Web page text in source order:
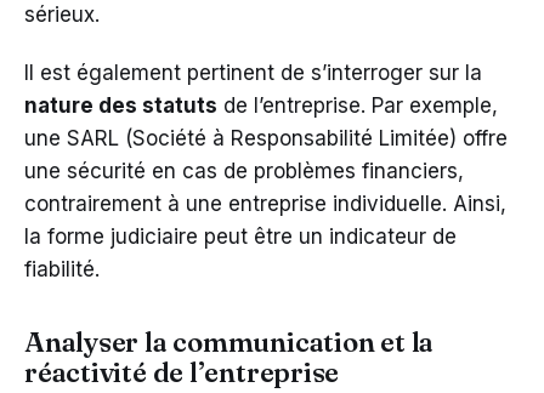
sérieux.
Il est également pertinent de s’interroger sur la
nature des statuts de l’entreprise. Par exemple,
une SARL (Société à Responsabilité Limitée) offre
une sécurité en cas de problèmes financiers,
contrairement à une entreprise individuelle. Ainsi,
la forme judiciaire peut être un indicateur de
fiabilité.
Analyser la communication et la
réactivité de l’entreprise